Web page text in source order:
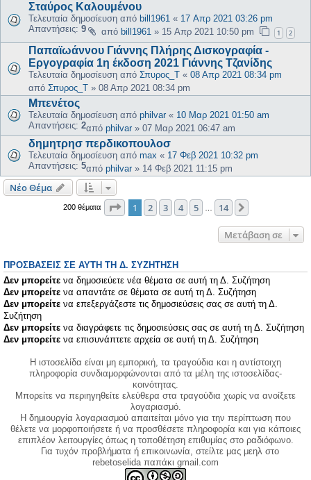
Σταύρος Καλουμένου
Τελευταία δημοσίευση από bill1961 « 17 Απρ 2021 03:26 pm
Απαντήσεις: 9 από bill1961 » 15 Απρ 2021 10:50 pm 1 2
Παπαϊωάννου Γιάννης Πλήρης Δισκογραφία -
Εργογραφία 1η έκδοση 2021 Γιάννης Τζανίδης
Τελευταία δημοσίευση από Σπυρος_Τ « 08 Απρ 2021 08:34 pm
από Σπυρος_Τ » 08 Απρ 2021 08:34 pm
Μπενέτος
Τελευταία δημοσίευση από philvar « 10 Μαρ 2021 01:50 am
Απαντήσεις: 2από philvar » 07 Μαρ 2021 06:47 am
δημητρησ περδικοπουλοσ
Τελευταία δημοσίευση από max « 17 Φεβ 2021 10:32 pm
Απαντήσεις: 5από philvar » 14 Φεβ 2021 11:15 pm
Νέο Θέμα
200 θέματα Σελίδα από14
1 2 3 4 5 14
Μετάβαση σε
ΠΡΟΣΒΆΣΕΙΣ ΣΕ ΑΥΤΉ ΤΗ Δ. ΣΥΖΉΤΗΣΗ
Δεν μπορείτε να δημοσιεύετε νέα θέματα σε αυτή τη Δ. Συζήτηση
Δεν μπορείτε να απαντάτε σε θέματα σε αυτή τη Δ. Συζήτηση
Δεν μπορείτε να επεξεργάζεστε τις δημοσιεύσεις σας σε αυτή τη Δ.
Συζήτηση
Δεν μπορείτε να διαγράφετε τις δημοσιεύσεις σας σε αυτή τη Δ. Συζήτηση
Δεν μπορείτε να επισυνάπτετε αρχεία σε αυτή τη Δ. Συζήτηση
Η ιστοσελίδα είναι μη εμπορική, τα τραγούδια και η αντίστοιχη
πληροφορία συνδιαμορφώνονται από τα μέλη της ιστοσελίδας-
κοινότητας.
Μπορείτε να περιηγηθείτε ελεύθερα στα τραγούδια χωρίς να ανοίξετε
λογαριασμό.
Η δημιουργία λογαριασμού απαιτείται μόνο για την περίπτωση που
θέλετε να μορφοποιήσετε ή να προσθέσετε πληροφορία και για κάποιες
επιπλέον λειτουργίες όπως η τοποθέτηση επιθυμίας στο ραδιόφωνο.
Για τυχόν προβλήματα ή επικοινωνία, στείλτε μας μεηλ στο
rebetoselida παπάκι gmail.com